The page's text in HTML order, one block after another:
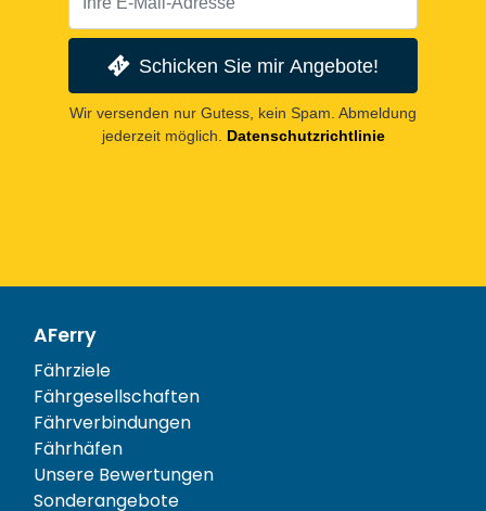
Schicken Sie mir Angebote!
Wir versenden nur Gutess, kein Spam. Abmeldung
jederzeit möglich.
Datenschutzrichtlinie
AFerry
Fährziele
Fährgesellschaften
Fährverbindungen
Fährhäfen
Unsere Bewertungen
Sonderangebote